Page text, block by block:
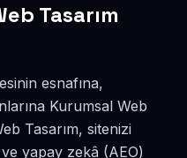
Tasarım
esnafına,
Kurumsal Web
Tasarım, sitenizi
yapay zekâ (AEO)